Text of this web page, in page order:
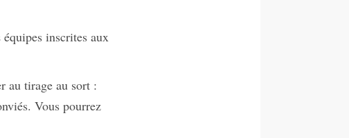
équipes inscrites aux
au tirage au sort :
Vous pourrez